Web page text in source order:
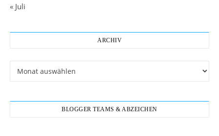
« Juli
ARCHIV
BLOGGER TEAMS & ABZEICHEN